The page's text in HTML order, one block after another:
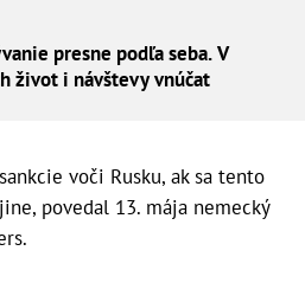
presne podľa seba. V
život i návštevy vnúčat
voči Rusku, ak sa tento
povedal 13. mája nemecký